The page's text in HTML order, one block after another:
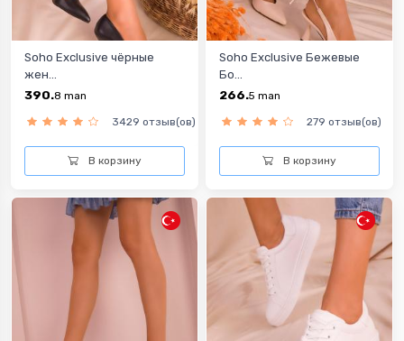
Soho Exclusive чёрныe
жен...
390.8 man
3429 отзыв(ов)
В корзину
Soho Exclusive Бежевые
Бо...
266.5 man
279 отзыв(ов)
В корзину